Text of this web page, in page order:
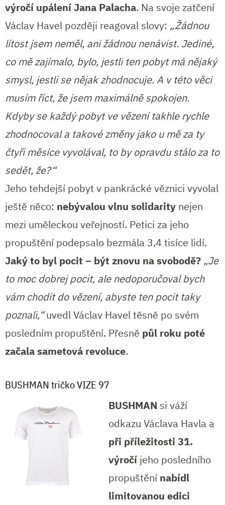
výročí upálení Jana Palacha. Na svoje zatčení
Václav Havel později reagoval slovy: „Žádnou
lítost jsem neměl, ani žádnou nenávist. Jediné,
co mě zajímalo, bylo, jestli ten pobyt má nějaký
smysl, jestli se nějak zhodnocuje. A v této věci
musím říct, že jsem maximálně spokojen.
Kdyby se každý pobyt ve vězení takhle rychle
zhodnocoval a takové změny jako u mě za ty
čtyři měsíce vyvolával, to by opravdu stálo za to
sedět, že?“
Jeho tehdejší pobyt v pankrácké věznici vyvolal
ještě něco: nebývalou vlnu solidarity nejen
mezi uměleckou veřejností. Petici za jeho
propuštění podepsalo bezmála 3,4 tisíce lidí.
Jaký to byl pocit – být znovu na svobodě? „Je
to moc dobrej pocit, ale nedoporučoval bych
vám chodit do vězení, abyste ten pocit taky
poznali,“uvedl Václav Havel těsně po svém
posledním propuštění. Přesně půl roku poté
začala sametová revoluce.
BUSHMAN tričko VIZE 97
BUSHMAN si váží
odkazu Václava Havla a
při příležitosti 31.
výročí jeho posledního
propuštění nabídl
limitovanou edici